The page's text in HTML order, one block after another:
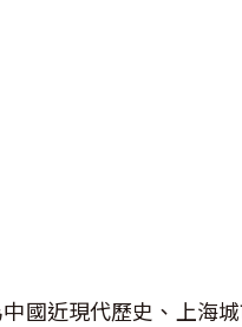
國近現代歷史、上海